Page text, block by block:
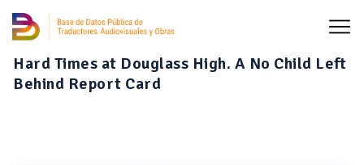
Hard Times at Douglass High. A No Child Left
Behind Report Card